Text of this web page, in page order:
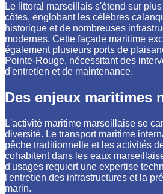
Le littoral marseillais s'étend sur
côtes, englobant les célèbres
historique et de nombreuses
modernes. Cette façade maritime
également plusieurs ports de
Pointe-Rouge, nécessitant des
d'entretien et de maintenance.
Des enjeux maritimes
L'activité maritime marseillaise se
diversité. Le transport maritime
pêche traditionnelle et les activités
cohabitent dans les eaux
d'usages requiert une expertise
l'entretien des infrastructures et la
marin.